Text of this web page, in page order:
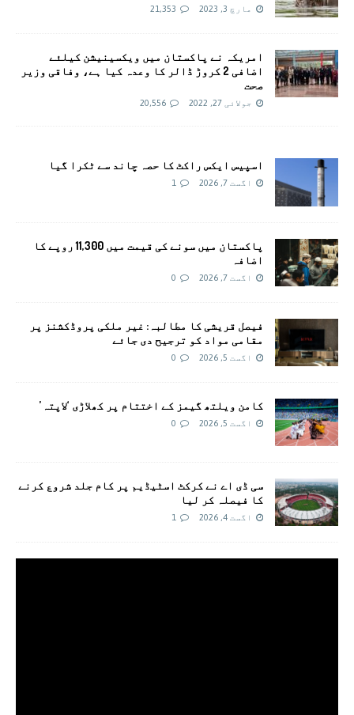
مارچ 3, 2023 21,353
امريکہ نے پاکستان میں ویکسینیشن کیلئے
اضافی 2 کروڑ ڈالر کا وعدہ کیا ہے، وفاقی وزیر
صحت
جولائی 27, 2022 20,556
اسپیس ایکس راکٹ کا حصہ چاند سے ٹکرا گیا
اگست 7, 2026 1
پاکستان میں سونے کی قیمت میں 11,300 روپے کا
اضافہ
اگست 7, 2026 0
فیصل قریشی کا مطالبہ: غیر ملکی پروڈکشنز پر
مقامی مواد کو ترجیح دی جائے
اگست 5, 2026 0
کامن ویلتھ گیمز کے اختتام پر کھلاڑی ‘لاپتہ’
اگست 5, 2026 0
سی ڈی اے نے کرکٹ اسٹیڈیم پر کام جلد شروع کرنے
کا فیصلہ کر لیا
اگست 4, 2026 1